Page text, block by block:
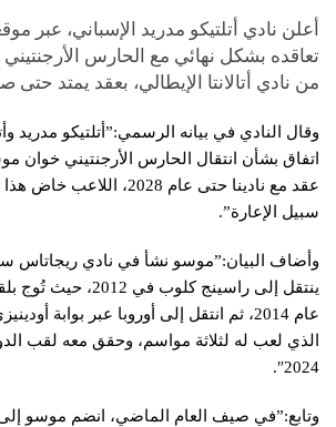
أعلن نادي أتلتيكو مدريد الإسباني، عبر
تعاقده بشكل نهائي مع الحارس
من نادي أتالانتا الإيطالي، بعقد يمتد حتى صيف
وقال النادي في بيانه الرسمي:”أتلتيكو مدريد
اتفاق بشأن انتقال الحارس الأرجنتيني خوان
عقد مع نادينا حتى عام 2028،
سبيل الإعارة”.
وأضاف البيان:”موسو نشأ في نادي ريجاتاس
ينتقل إلى راسينج كلوب
عام 2014، ثم انتقل إلى أوروبا عبر بوابة
الذي لعب له لثلاثة مواسم، وحقق معه لقب
2024″.
وتابع:”في صيف العام الماضي، انضم موسو